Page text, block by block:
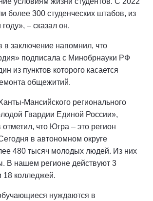
более 300 студенческих штабов, из
– сказал он.
заключение напомнил, что
подписала с Минобрнауки РФ
из пунктов которого касается
общежитий.
Мансийского регионального
Гвардии Единой России»,
что Югра – это регион
в автономном округе
480 тысяч молодых людей. Из них
В нашем регионе действуют 3
18 колледжей.
нуждаются в